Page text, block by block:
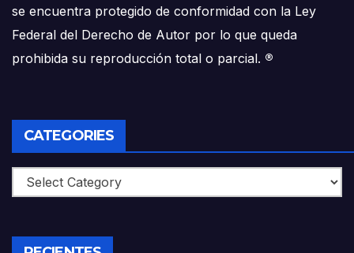
se encuentra protegido de conformidad con la Ley
Federal del Derecho de Autor por lo que queda
prohibida su reproducción total o parcial. ®
CATEGORIES
Categories